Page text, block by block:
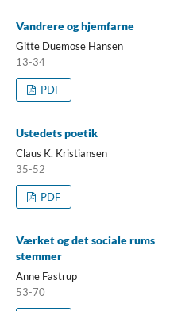
Vandrere og hjemfarne
Gitte Duemose Hansen
13-34
PDF
Ustedets poetik
Claus K. Kristiansen
35-52
PDF
Værket og det sociale rums
stemmer
Anne Fastrup
53-70